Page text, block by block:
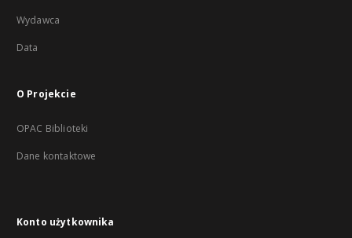
Wydawca
Data
O Projekcie
OPAC Biblioteki
Dane kontaktowe
Konto użytkownika